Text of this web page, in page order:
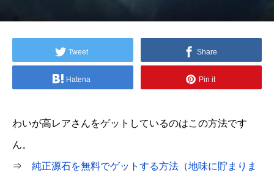
Tweet Share
Hatena Pin it
わいが高レアさんをゲットしているのはこの方法です
ん。
⇒ 純正源石を無料でゲットする方法（地味に貯まりま